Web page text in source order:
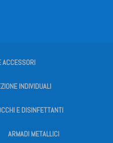
ACCESSORI
INDIVIDUALI
E DISINFETTANTI
ARMADI METALLICI